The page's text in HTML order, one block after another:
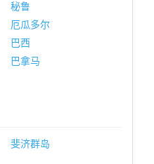
秘鲁
厄瓜多尔
巴西
巴拿马
斐济群岛